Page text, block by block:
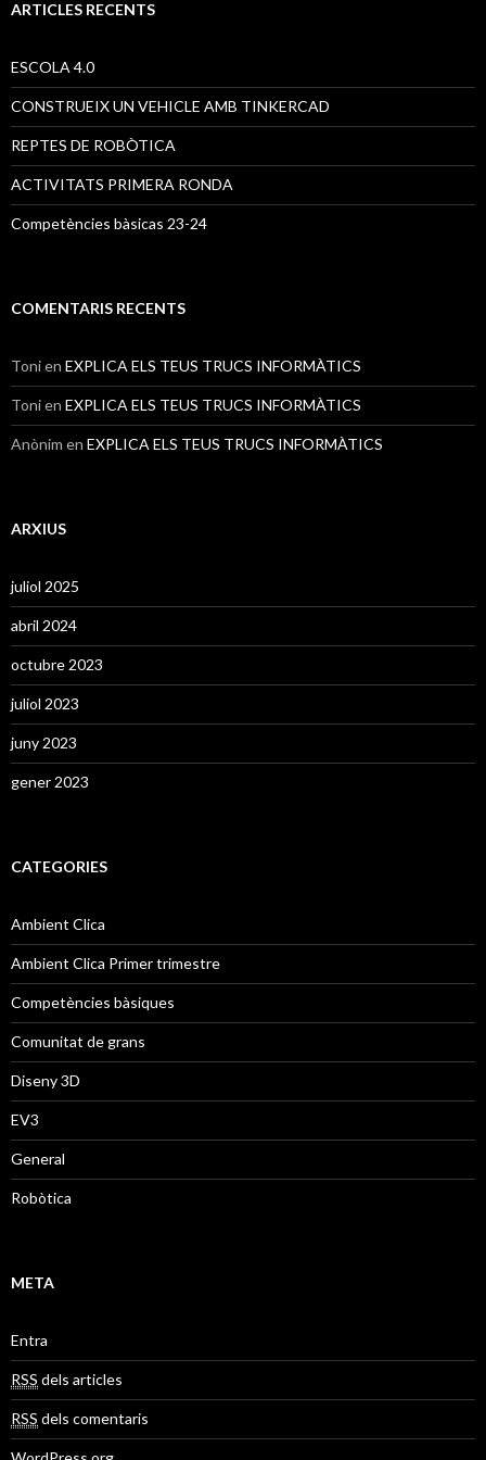
a
ARTICLES RECENTS
ESCOLA 4.0
CONSTRUEIX UN VEHICLE AMB TINKERCAD
REPTES DE ROBÒTICA
ACTIVITATS PRIMERA RONDA
Competències bàsicas 23-24
COMENTARIS RECENTS
Tonien EXPLICA ELS TEUS TRUCS INFORMÀTICS
Tonien EXPLICA ELS TEUS TRUCS INFORMÀTICS
Anònim en EXPLICA ELS TEUS TRUCS INFORMÀTICS
ARXIUS
juliol 2025
abril 2024
octubre 2023
juliol 2023
juny 2023
gener 2023
CATEGORIES
Ambient Clica
Ambient Clica Primer trimestre
Competències bàsiques
Comunitat de grans
Diseny 3D
EV3
General
Robòtica
META
Entra
RSS dels articles
RSS dels comentaris